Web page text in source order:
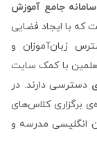
سامانه جامع آموزش
که با ایجاد فضایی
زبان‌آموزان و
با کمک سایت
دسترسی دارند. در
برگزاری کلاس‌های
انگلیسی مدرسه و